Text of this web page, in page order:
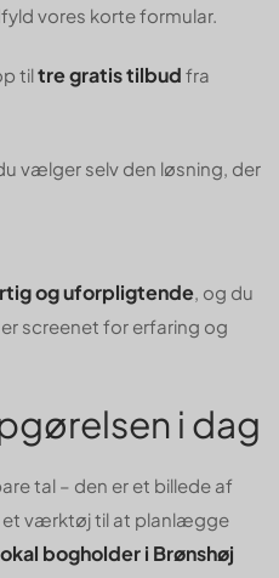
vores korte formular.
tiltre gratis tilbud fra
vælger selv den løsning, der
og uforpligtende, og du
screenet for erfaring og
i dag
tal – den er et billede af
et værktøj til at planlægge
bogholder i Brønshøj